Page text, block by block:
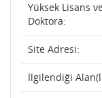
Yüksek Lisans
Doktora:
Site Adresi:
İlgilendiği